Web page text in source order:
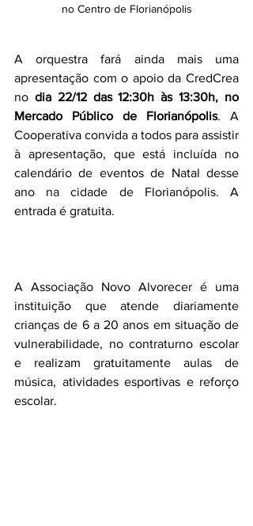
no Centro de Florianópolis
A orquestra fará ainda mais uma
apresentação com o apoio da CredCrea
no dia 22/12 das 12:30h às 13:30h, no
Mercado Público de Florianópolis. A
Cooperativa convida a todos para assistir
à apresentação, que está incluída no
calendário de eventos de Natal desse
ano na cidade de Florianópolis. A
entrada é gratuita.
A Associação Novo Alvorecer é uma
instituição que atende diariamente
crianças de 6 a 20 anos em situação de
vulnerabilidade, no contraturno escolar
e realizam gratuitamente aulas de
música, atividades esportivas e reforço
escolar.